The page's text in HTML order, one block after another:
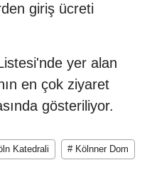
giriş ücreti
yer alan
en çok ziyaret
gösteriliyor.
Katedrali # Kölnner Dom